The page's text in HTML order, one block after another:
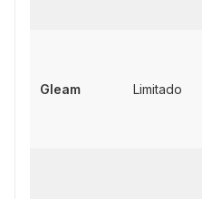
Gleam Limitado